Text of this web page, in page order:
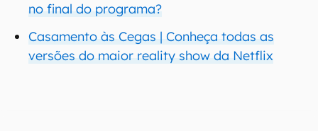
no final do programa?
Casamento às Cegas | Conheça todas as
versões do maior reality show da Netflix